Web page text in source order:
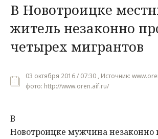
В Новотроицке
житель незаконно
четырех мигрантов
03 октября 2016 / 07:30 , Источник:
фото: http://www.oren.aif.ru/
В
Новотроицке мужчинанезаконно